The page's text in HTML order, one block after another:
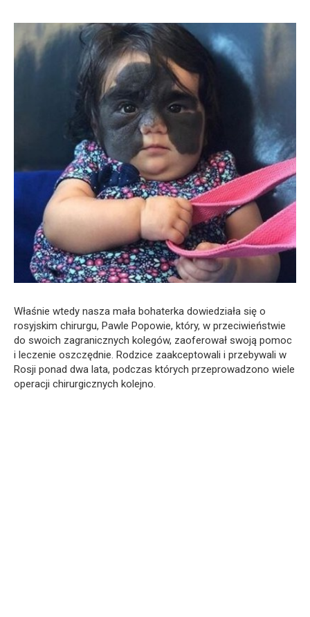
Właśnie wtedy nasza mała bohaterka dowiedziała się o
rosyjskim chirurgu, Pawle Popowie, który, w przeciwieństwie
do swoich zagranicznych kolegów, zaoferował swoją pomoc
i leczenie oszczędnie. Rodzice zaakceptowali i przebywali w
Rosji ponad dwa lata, podczas których przeprowadzono wiele
operacji chirurgicznych kolejno.